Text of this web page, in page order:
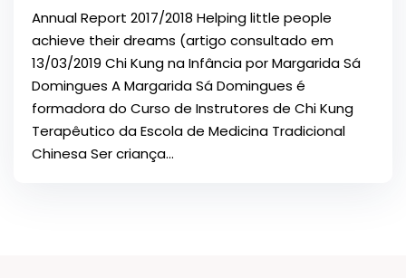
Annual Report 2017/2018 Helping little people
achieve their dreams (artigo consultado em
13/03/2019 Chi Kung na Infância por Margarida Sá
Domingues A Margarida Sá Domingues é
formadora do Curso de Instrutores de Chi Kung
Terapêutico da Escola de Medicina Tradicional
Chinesa Ser criança...